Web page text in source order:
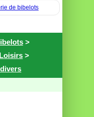
de bibelots
>
>